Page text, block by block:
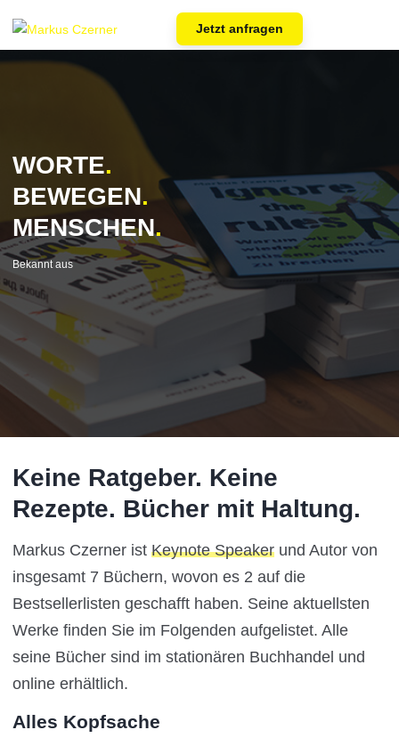
Skip to main content
Jetzt anfragen
WORTE.
BEWEGEN.
MENSCHEN.
Bekannt aus
Keine Ratgeber. Keine
Rezepte. Bücher mit Haltung.
Markus Czerner ist Keynote Speaker und Autor von
insgesamt 7 Büchern, wovon es 2 auf die
Bestsellerlisten geschafft haben. Seine aktuellsten
Werke finden Sie im Folgenden aufgelistet. Alle
seine Bücher sind im stationären Buchhandel und
online erhältlich.
Alles Kopfsache